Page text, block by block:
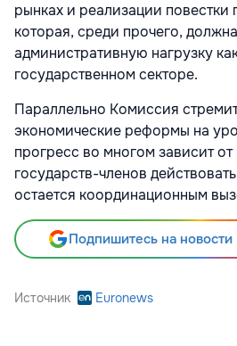
рынках и реализации
которая, среди прочего,
административную нагрузку
государственном секторе.
Параллельно Комиссия
экономические реформы на
прогресс во многом зависит от
государств-членов
остается координационным
Подпишитесь на
Источник Euronews